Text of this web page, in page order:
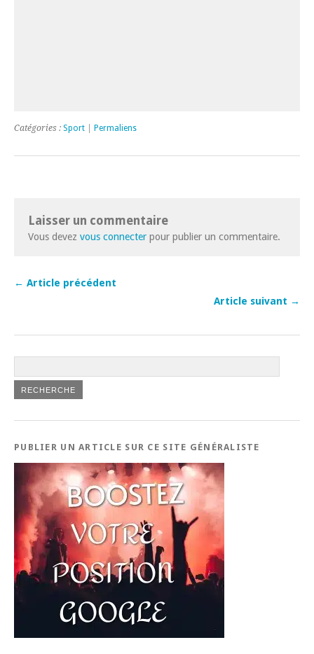
Catégories : Sport Permaliens
Laisser un commentaire
Vous devez vous connecter pour publier un commentaire.
← Article précédent
Article suivant →
PUBLIER UN ARTICLE SUR CE SITE GÉNÉRALISTE